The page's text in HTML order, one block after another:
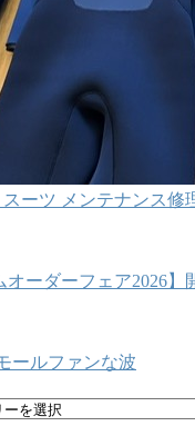
ーツ メンテナンス修
オーダーフェア2026】
ールファンな波